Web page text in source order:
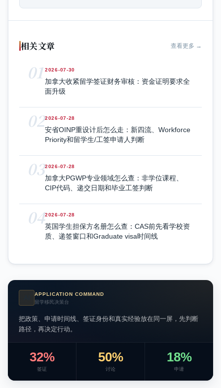
相关文章 查看更多 →
01 2026-07-30
加拿大收紧留学签证财务审核：资金证明要求全
面升级
022026-07-28
安省OINP重设计后怎么走：新四流、Workforce
Priority和留学生/工签申请人判断
032026-07-28
加拿大PGWP专业领域怎么查：非学位课程、
CIP代码、递交日期和毕业工签判断
042026-07-28
英国学生担保方名册怎么查：CAS前先看学校资
质、递签窗口和Graduate visa时间线
APPLICATION COMMAND
留学移民决策台
把政策、申请时间线、签证身份和真实经验放在同一屏，先判断
路径，再决定行动。
32%
签证
50%
讨论
18%
申请